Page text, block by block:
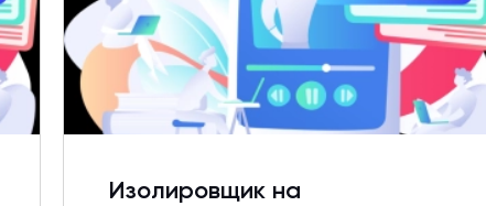
Изолировщик на